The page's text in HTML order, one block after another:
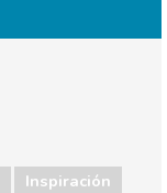
Inspiración